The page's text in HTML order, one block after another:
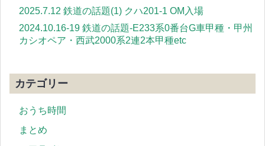
2025.7.12 鉄道の話題(1) クハ201-1 OM入場
2024.10.16-19 鉄道の話題-E233系0番台G車甲種・甲州
カシオペア・西武2000系2連2本甲種etc
カテゴリー
おうち時間
まとめ